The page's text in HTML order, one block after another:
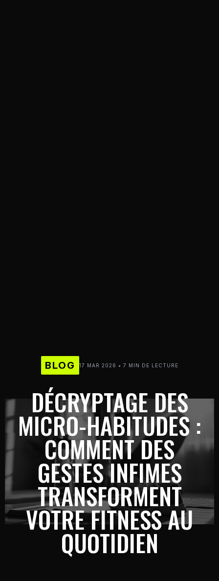
BLOG 17 MAR 2026 • 7 MIN DE LECTURE
DÉCRYPTAGE DES
MICRO-HABITUDES :
COMMENT DES
GESTES INFIMES
TRANSFORMENT
VOTRE FITNESS AU
QUOTIDIEN